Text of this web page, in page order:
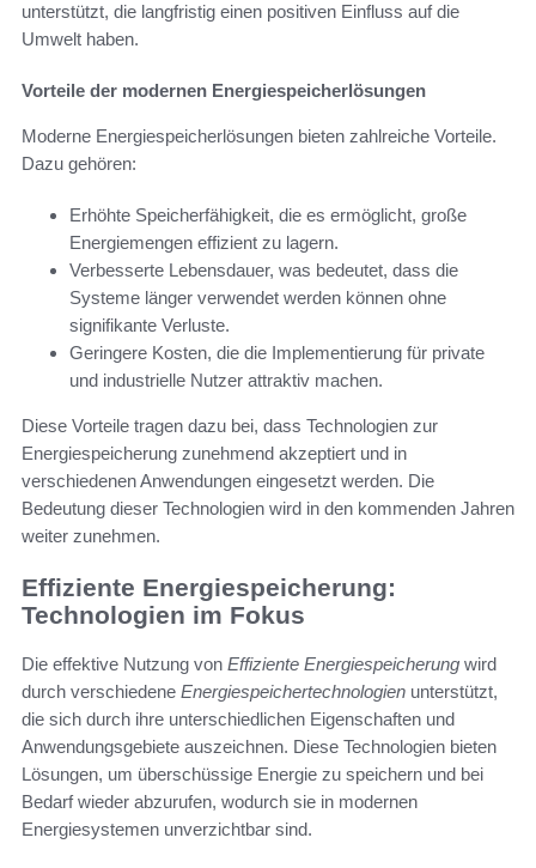
unterstützt, die langfristig einen positiven Einfluss auf die
Umwelt haben.
Vorteile der modernen Energiespeicherlösungen
Moderne Energiespeicherlösungen bieten zahlreiche Vorteile.
Dazu gehören:
Erhöhte Speicherfähigkeit, die es ermöglicht, große
Energiemengen effizient zu lagern.
Verbesserte Lebensdauer, was bedeutet, dass die
Systeme länger verwendet werden können ohne
signifikante Verluste.
Geringere Kosten, die die Implementierung für private
und industrielle Nutzer attraktiv machen.
Diese Vorteile tragen dazu bei, dass Technologien zur
Energiespeicherung zunehmend akzeptiert und in
verschiedenen Anwendungen eingesetzt werden. Die
Bedeutung dieser Technologien wird in den kommenden Jahren
weiter zunehmen.
Effiziente Energiespeicherung:
Technologien im Fokus
Die effektive Nutzung von Effiziente Energiespeicherung wird
durch verschiedene Energiespeichertechnologien unterstützt,
die sich durch ihre unterschiedlichen Eigenschaften und
Anwendungsgebiete auszeichnen. Diese Technologien bieten
Lösungen, um überschüssige Energie zu speichern und bei
Bedarf wieder abzurufen, wodurch sie in modernen
Energiesystemen unverzichtbar sind.